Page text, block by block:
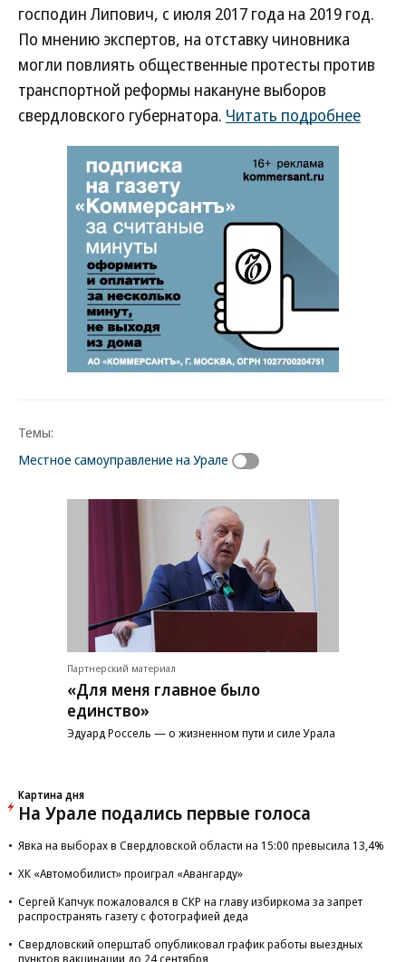
господин Липович, с июля 2017 года на 2019 год.
По мнению экспертов, на отставку чиновника
могли повлиять общественные протесты против
транспортной реформы накануне выборов
свердловского губернатора. Читать подробнее
Темы:
Местное самоуправление на Урале
Партнерский материал
«Для меня главное было
единство»
Эдуард Россель — о жизненном пути и силе Урала
Картина дня
На Урале подались первые голоса
Явка на выборах в Свердловской области на 15:00 превысила 13,4%
ХК «Автомобилист» проиграл «Авангарду»
Сергей Капчук пожаловался в СКР на главу избиркома за запрет
распространять газету с фотографией деда
Свердловский оперштаб опубликовал график работы выездных
пунктов вакцинации до 24 сентября